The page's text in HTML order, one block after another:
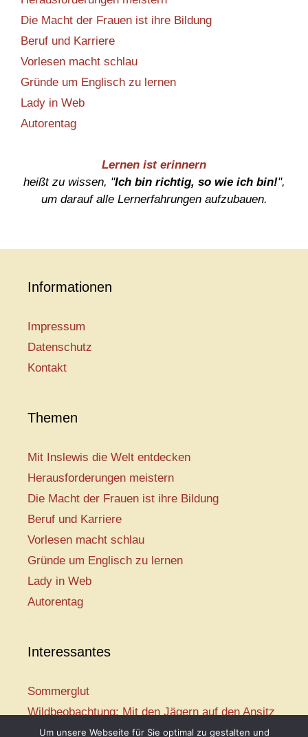
Die Macht der Frauen ist ihre Bildung
Beruf und Karriere
Vorlesen macht schlau
Gründe um Englisch zu lernen
Lady in Web
Autorentag
Lernen ist erinnern
heißt zu wissen, "Ich bin richtig, so wie ich bin!",
um darauf alle Lernerfahrungen aufzubauen.
Informationen
Impressum
Datenschutz
Kontakt
Themen
Mit Inslewis die Welt entdecken
Herausforderungen meistern
Die Macht der Frauen ist ihre Bildung
Beruf und Karriere
Vorlesen macht schlau
Gründe um Englisch zu lernen
Lady in Web
Autorentag
Interessantes
Sommerglut
Wildbeobachtung: Mit den Jägern auf den Ansitz
Mir ist so heiß
Um unsere Webseite für Sie optimal zu gestalten und